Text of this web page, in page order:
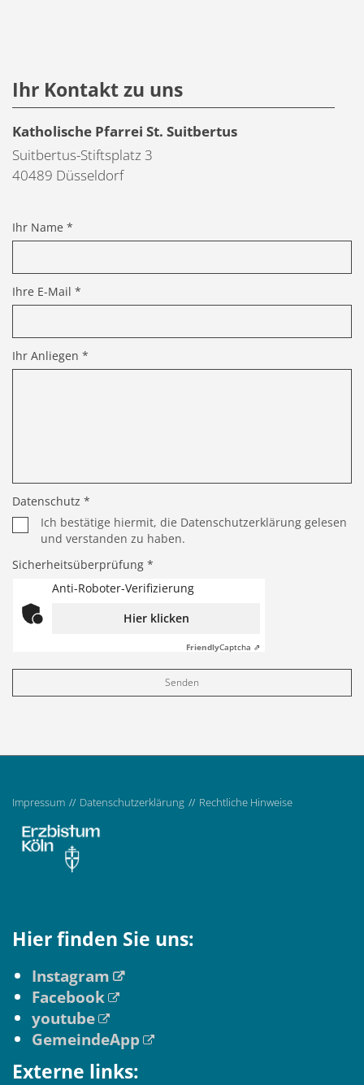
Ihr Name *
Ihre E-Mail *
Ihr Anliegen *
Datenschutz *
Ich bestätige hiermit, die Datenschutzerklärung gelesen
und verstanden zu haben.
Sicherheitsüberprüfung *
Anti-Roboter-Verifizierung
Hier klicken
FriendlyCaptcha ⇗
Ihr Kontakt zu uns
Katholische Pfarrei St. Suitbertus
Suitbertus-Stiftsplatz 3
40489 Düsseldorf
Impressum Datenschutzerklärung Rechtliche Hinweise
Hier finden Sie uns:
Instagram
Facebook
youtube
GemeindeApp
Externe links: